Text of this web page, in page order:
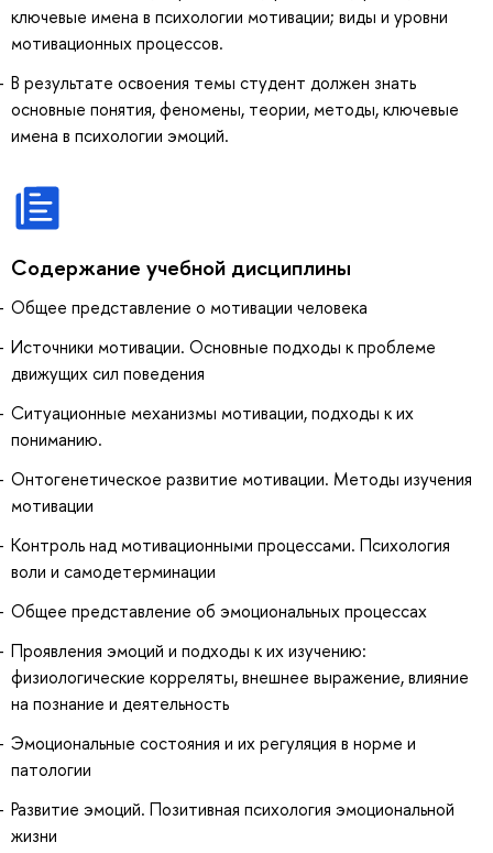
ключевые имена в психологии мотивации; виды и уровни
мотивационных процессов.
В результате освоения темы студент должен знать
основные понятия, феномены, теории, методы, ключевые
имена в психологии эмоций.
Содержание учебной дисциплины
Общее представление о мотивации человека
Источники мотивации. Основные подходы к проблеме
движущих сил поведения
Ситуационные механизмы мотивации, подходы к их
пониманию.
Онтогенетическое развитие мотивации. Методы изучения
мотивации
Контроль над мотивационными процессами. Психология
воли и самодетерминации
Общее представление об эмоциональных процессах
Проявления эмоций и подходы к их изучению:
физиологические корреляты, внешнее выражение, влияние
на познание и деятельность
Эмоциональные состояния и их регуляция в норме и
патологии
Развитие эмоций. Позитивная психология эмоциональной
жизни